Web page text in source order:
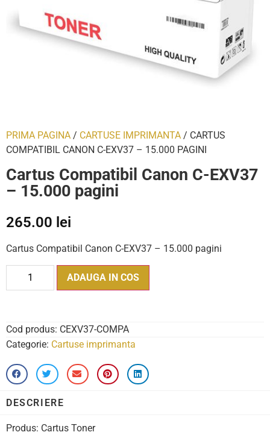
PRIMA PAGINA / CARTUSE IMPRIMANTA / CARTUS
COMPATIBIL CANON C-EXV37 – 15.000 PAGINI
Cartus Compatibil Canon C-EXV37
– 15.000 pagini
265.00 lei
Cartus Compatibil Canon C-EXV37 – 15.000 pagini
ADAUGA IN COS
Cod produs: CEXV37-COMPA
Categorie: Cartuse imprimanta
DESCRIERE
Produs: Cartus Toner